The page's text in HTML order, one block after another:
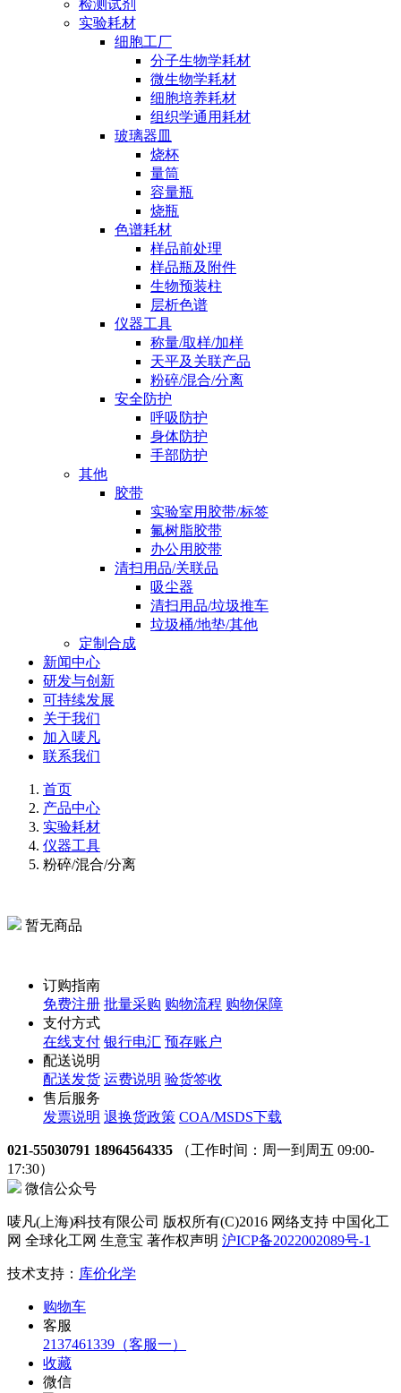
检测试剂
实验耗材
细胞工厂
分子生物学耗材
微生物学耗材
细胞培养耗材
组织学通用耗材
玻璃器皿
烧杯
量筒
容量瓶
烧瓶
色谱耗材
样品前处理
样品瓶及附件
生物预装柱
层析色谱
仪器工具
称量/取样/加样
天平及关联产品
粉碎/混合/分离
安全防护
呼吸防护
身体防护
手部防护
其他
胶带
实验室用胶带/标签
氟树脂胶带
办公用胶带
清扫用品/关联品
吸尘器
清扫用品/垃圾推车
垃圾桶/地垫/其他
定制合成
新闻中心
研发与创新
可持续发展
关于我们
加入唛凡
联系我们
首页
产品中心
实验耗材
仪器工具
粉碎/混合/分离
暂无商品
订购指南
免费注册 批量采购 购物流程 购物保障
支付方式
在线支付 银行电汇 预存账户
配送说明
配送发货 运费说明 验货签收
售后服务
发票说明 退换货政策 COA/MSDS下载
021-55030791 18964564335
（工作时间：周一到周五 09:00-
17:30）
微信公众号
唛凡(上海)科技有限公司 版权所有(C)2016 网络支持 中国化工
网 全球化工网 生意宝 著作权声明 沪ICP备2022002089号-1
技术支持： 库价化学
购物车
客服
2137461339（客服一）
收藏
微信